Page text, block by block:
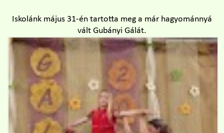
Iskolánk május 31-én tartotta meg a már hagyománnyá
vált Gubányi Gálát.